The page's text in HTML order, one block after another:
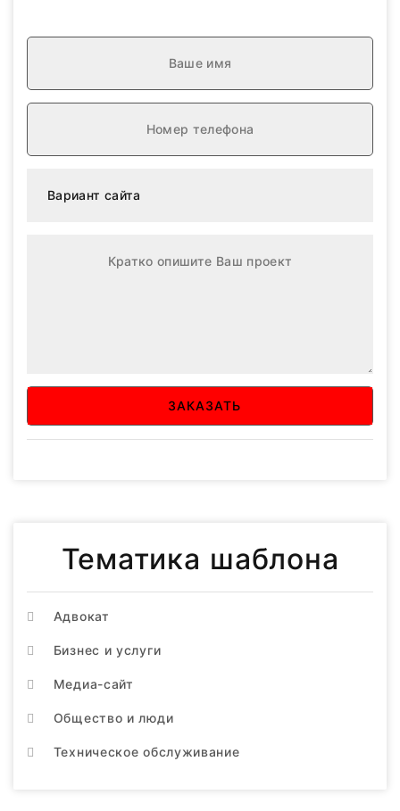
ЗАКАЗАТЬ
Тематика шаблона
Адвокат
Бизнес и услуги
Медиа-сайт
Общество и люди
Техническое обслуживание